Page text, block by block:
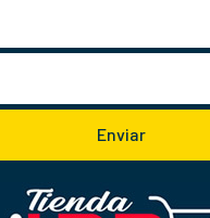
Enviar